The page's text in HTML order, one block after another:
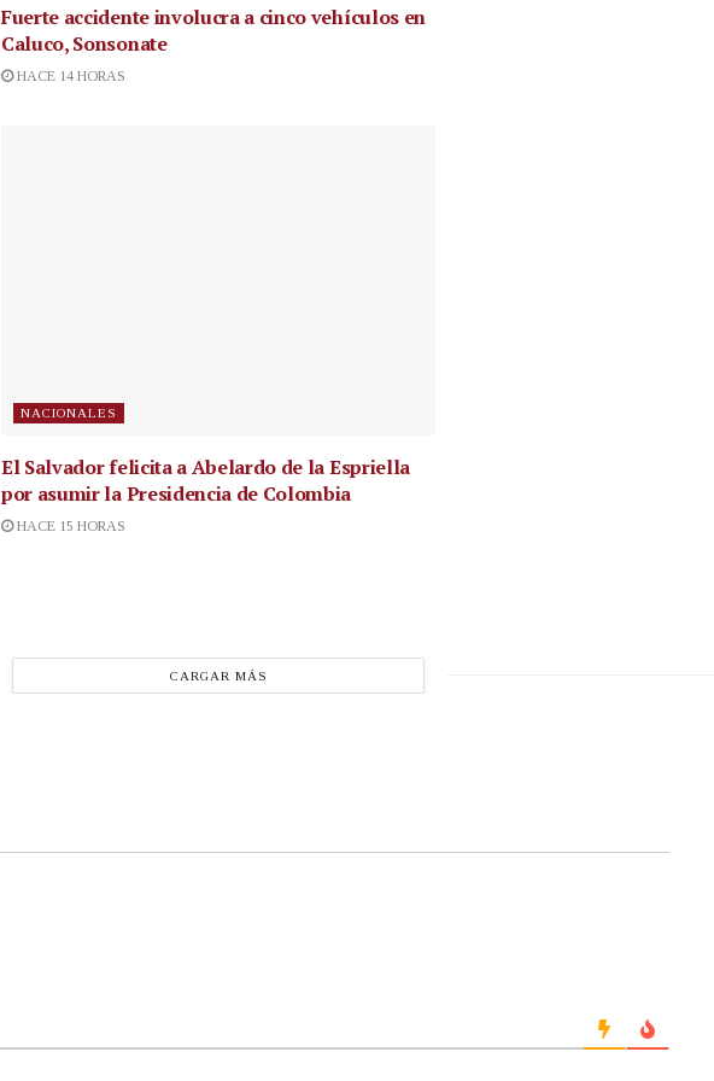
Fuerte accidente involucra a cinco vehículos en
Caluco, Sonsonate
HACE 14 HORAS
NACIONALES
El Salvador felicita a Abelardo de la Espriella
por asumir la Presidencia de Colombia
HACE 15 HORAS
CARGAR MÁS